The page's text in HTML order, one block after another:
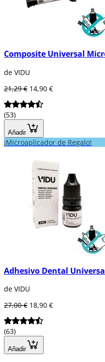
Composite Universal
de VIDU
21,29 € 14,90 €
(53)
Añadir
¡Microaplicador de Regalo!
Adhesivo Dental
de VIDU
27,00 € 18,90 €
(63)
Añadir